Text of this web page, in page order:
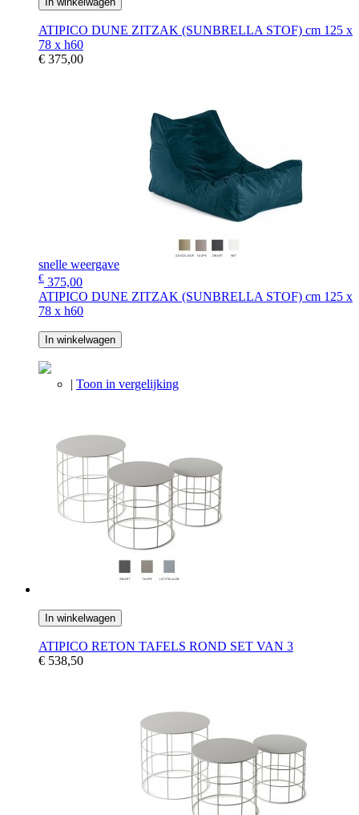
ATIPICO DUNE ZITZAK (SUNBRELLA STOF) cm 125 x
78 x h60
€ 375,00
snelle weergave
€ 375,00
ATIPICO DUNE ZITZAK (SUNBRELLA STOF) cm 125 x
78 x h60
In winkelwagen
| Toon in vergelijking
In winkelwagen
ATIPICO RETON TAFELS ROND SET VAN 3
€ 538,50